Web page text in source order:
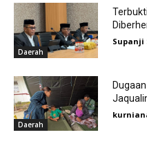
Daerah
Supanji
Daerah